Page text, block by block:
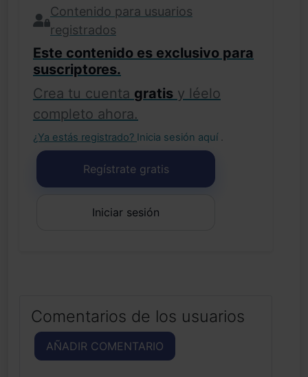
Contenido para usuarios
registrados
Este contenido es exclusivo para
suscriptores.
Crea tu cuenta gratis y léelo
completo ahora.
¿Ya estás registrado? Inicia sesión aquí .
Regístrate gratis
Iniciar sesión
Comentarios de los usuarios
AÑADIR COMENTARIO